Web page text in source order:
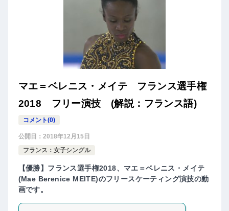
マエ＝ベレニス・メイテ フランス選手権
2018 フリー演技 (解説：フランス語)
コメント(0)
公開日： 2018年12月15日
フランス：女子シングル
【優勝】フランス選手権2018、マエ＝ベレニス・メイテ
(Mae Berenice MEITE)のフリースケーティング演技の動
画です。